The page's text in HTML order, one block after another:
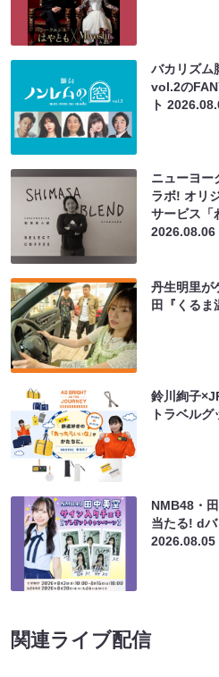
バカリズム
vol.2の
ト
ニューヨー
ラボ! オリ
サービス「
2026.08.06
丹生明里が
田『くる
鈴川絢子
トラベル
NMB48・
当たる! d
2026.08.05
関連ライブ配信